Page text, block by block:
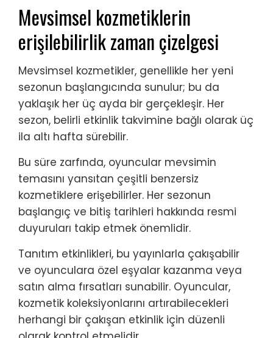
Mevsimsel kozmetiklerin
erişilebilirlik zaman çizelgesi
Mevsimsel kozmetikler, genellikle her yeni
sezonun başlangıcında sunulur; bu da
yaklaşık her üç ayda bir gerçekleşir. Her
sezon, belirli etkinlik takvimine bağlı olarak üç
ila altı hafta sürebilir.
Bu süre zarfında, oyuncular mevsimin
temasını yansıtan çeşitli benzersiz
kozmetiklere erişebilirler. Her sezonun
başlangıç ve bitiş tarihleri hakkında resmi
duyuruları takip etmek önemlidir.
Tanıtım etkinlikleri, bu yayınlarla çakışabilir
ve oyunculara özel eşyalar kazanma veya
satın alma fırsatları sunabilir. Oyuncular,
kozmetik koleksiyonlarını artırabilecekleri
herhangi bir çakışan etkinlik için düzenli